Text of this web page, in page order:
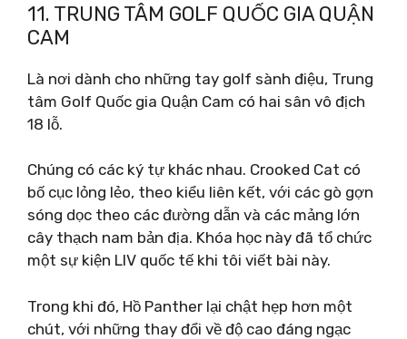
11. TRUNG TÂM GOLF QUỐC GIA QUẬN
CAM
Là nơi dành cho những tay golf sành điệu, Trung
tâm Golf Quốc gia Quận Cam có hai sân vô địch
18 lỗ.
Chúng có các ký tự khác nhau. Crooked Cat có
bố cục lỏng lẻo, theo kiểu liên kết, với các gò gợn
sóng dọc theo các đường dẫn và các mảng lớn
cây thạch nam bản địa. Khóa học này đã tổ chức
một sự kiện LIV quốc tế khi tôi viết bài này.
Trong khi đó, Hồ Panther lại chật hẹp hơn một
chút, với những thay đổi về độ cao đáng ngạc